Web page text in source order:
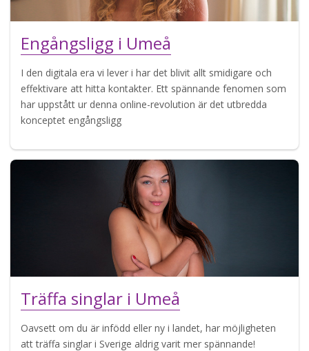
Engångsligg i Umeå
I den digitala era vi lever i har det blivit allt smidigare och
effektivare att hitta kontakter. Ett spännande fenomen som
har uppstått ur denna online-revolution är det utbredda
konceptet engångsligg
Träffa singlar i Umeå
Oavsett om du är infödd eller ny i landet, har möjligheten
att träffa singlar i Sverige aldrig varit mer spännande!